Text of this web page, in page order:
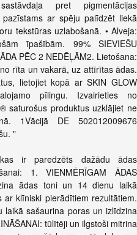
pret pigmentācijas
pazīstams ar spēju palīdzēt liekā
tekstūras uzlabošanā. • Alveja:
īpašībām. 99% SIEVIEŠU
PĒC 2 NEDĒĻĀM2. Lietošana:
rīta un vakarā, uz attīrītas ādas.
lietojiet kopā ar SKIN GLOW
pīlingu. Izvairieties no
saturošus produktus uzklājiet ne
1Vācijā DE 502012009676
"
ir paredzēts dažādu ādas
1. VIENMĒRĪGAM ĀDAS
ādas toni un 14 dienu laikā
ar klīniski pierādītiem rezultātiem.
laikā sašaurina poras un izlīdzina
tūlītēji un ilgstoši mitrina